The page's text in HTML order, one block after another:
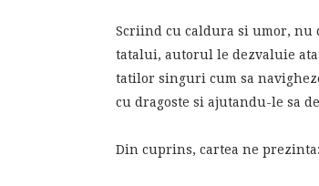
Scriind cu caldura si umor, nu
tatalui, autorul le dezvaluie
tatilor singuri cum sa
cu dragoste si ajutandu-le sa
Din cuprins, cartea ne prezinta: